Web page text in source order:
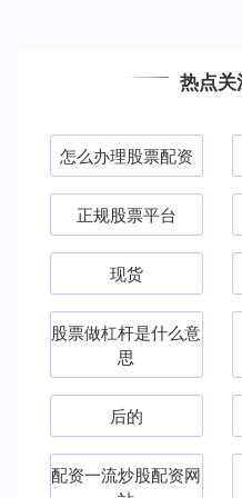
热点关
怎么办理股票配资
正规股票平台
现货
股票做杠杆是什么意
思
后的
配资一流炒股配资网